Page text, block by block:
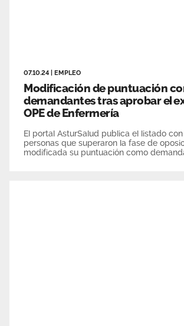
07.10.24 EMPLEO
Modificación de puntuación
demandantes tras aprobar el
OPE de Enfermería
El portal AsturSalud publica el listado
personas que superaron la fase de
modificada su puntuación como